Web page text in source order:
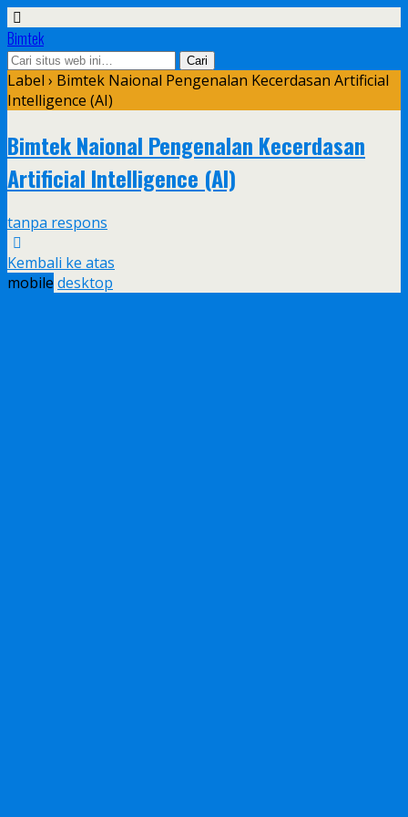
Bimtek
Label › Bimtek Naional Pengenalan Kecerdasan Artificial
Intelligence (AI)
Bimtek Naional Pengenalan Kecerdasan
Artificial Intelligence (AI)
tanpa respons
Kembali ke atas
mobile desktop